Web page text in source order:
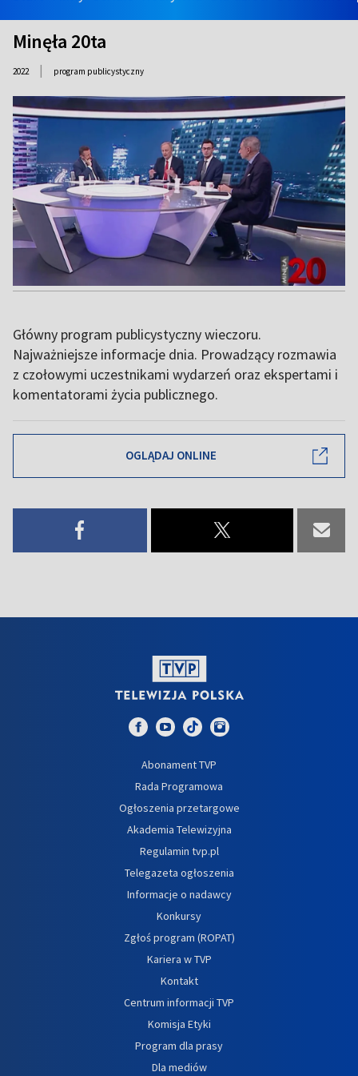
Minęła 20ta
2022 | program publicystyczny
Główny program publicystyczny wieczoru.
Najważniejsze informacje dnia. Prowadzący rozmawia
z czołowymi uczestnikami wydarzeń oraz ekspertami i
komentatorami życia publicznego.
OGLĄDAJ ONLINE
Abonament TVP
Rada Programowa
Ogłoszenia przetargowe
Akademia Telewizyjna
Regulamin tvp.pl
Telegazeta ogłoszenia
Informacje o nadawcy
Konkursy
Zgłoś program (ROPAT)
Kariera w TVP
Kontakt
Centrum informacji TVP
Komisja Etyki
Program dla prasy
Dla mediów